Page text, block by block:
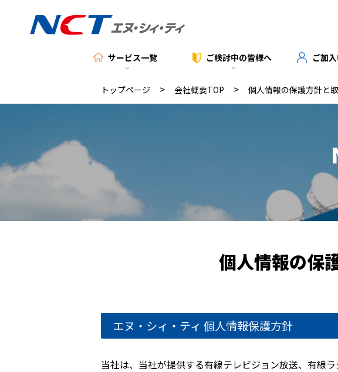
サービス一覧 ご検討中の皆様へ ご加
トップページ > 会社概要TOP > 個人情報の保護方針と
個人情報の保
エヌ・シィ・ティ 個人情報保護方針
当社は、当社が提供する有線テレビジョン放送、有線